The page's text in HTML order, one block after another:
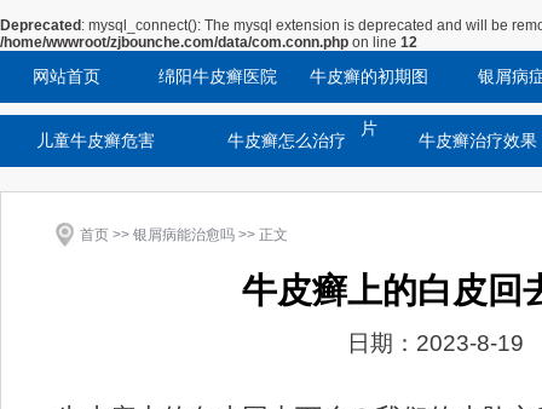
Deprecated : mysql_connect(): The mysql extension is deprecated and will be
/home/wwwroot/zjbounche.com/data/com.conn.php on line 12
网站首页 绵阳牛皮癣医院 牛皮癣的初期图
片
银屑病
儿童牛皮癣危害 牛皮癣怎么治疗 牛皮癣治疗效果
首页 >> 银屑病能治愈吗 >> 正文
牛皮癣上的白皮回
日期：2023-8-19